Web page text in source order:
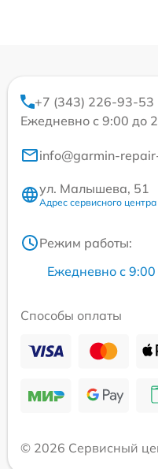
+7 (343) 226-93-53
Ежедневно с 9:00 до
info@garmin-
ул. Малышева, 51
Адрес сервисного
Режим работы:
Ежедневно с
Способы оплаты
© 2026 Сервисный